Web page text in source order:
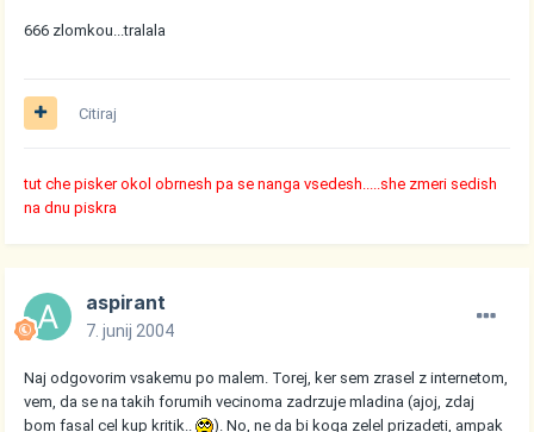
666 zlomkou...tralala
Citiraj
tut che pisker okol obrnesh pa se nanga vsedesh.....she zmeri sedish
na dnu piskra
aspirant
7. junij 2004
Naj odgovorim vsakemu po malem. Torej, ker sem zrasel z internetom,
vem, da se na takih forumih vecinoma zadrzuje mladina (ajoj, zdaj
bom fasal cel kup kritik..
). No, ne da bi koga zelel prizadeti, ampak